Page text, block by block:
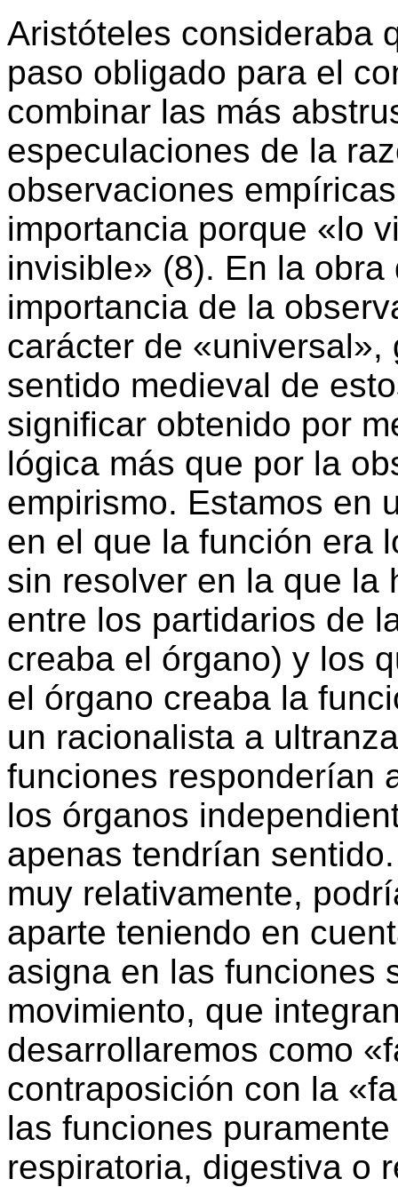
Aristóteles consideraba
paso obligado para el
combinar las más
especulaciones de la
observaciones
importancia porque «lo
invisible» (8). En la
importancia de la
carácter de
sentido medieval de
significar obtenido por
lógica más que por la
empirismo. Estamos en
en el que la función era
sin resolver en la que la
entre los partidarios de
creaba el órgano) y los
el órgano creaba la
un racionalista a
funciones responderían
los órganos
apenas tendrían
muy relativamente,
aparte teniendo en
asigna en las funciones
movimiento, que
desarrollaremos como
contraposición con la
las funciones
respiratoria, digestiva o